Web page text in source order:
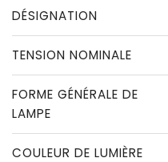
DÉSIGNATION
TENSION NOMINALE
FORME GÉNÉRALE DE
LAMPE
COULEUR DE LUMIÈRE